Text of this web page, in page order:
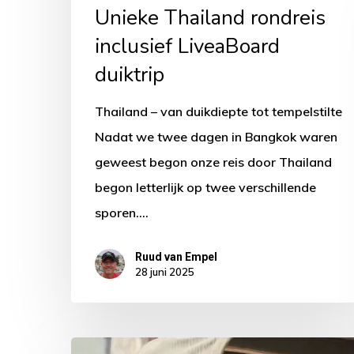
Unieke Thailand rondreis
inclusief LiveaBoard
duiktrip
Thailand – van duikdiepte tot tempelstilte
Nadat we twee dagen in Bangkok waren
geweest begon onze reis door Thailand
begon letterlijk op twee verschillende
sporen.…
Ruud van Empel
28 juni 2025